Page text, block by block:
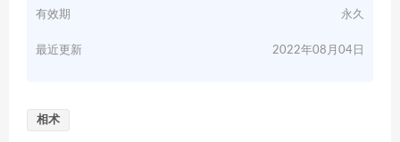
有效期 永久
最近更新 2022年08月04日
相术